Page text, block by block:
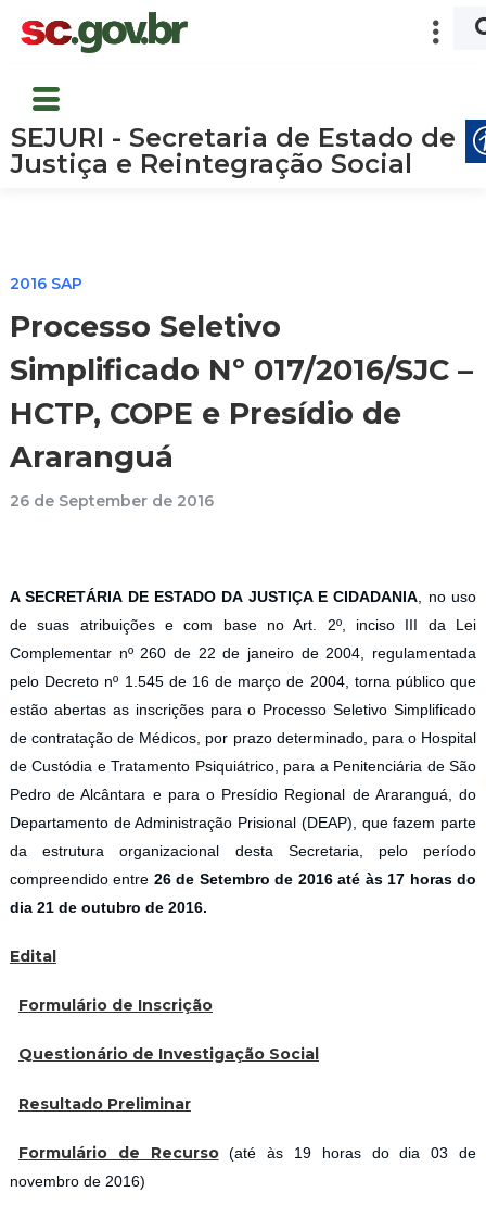
SEJURI - Secretaria de Estado de
Justiça e Reintegração Social
2016 SAP
Processo Seletivo
Simplificado Nº 017/2016/SJC –
HCTP, COPE e Presídio de
Araranguá
26 de September de 2016
A SECRETÁRIA DE ESTADO DA JUSTIÇA E CIDADANIA , no uso
de suas atribuições e com base no Art. 2º, inciso III da Lei
Complementar nº 260 de 22 de janeiro de 2004, regulamentada
pelo Decreto nº 1.545 de 16 de março de 2004, torna público que
estão abertas as inscrições para o Processo Seletivo Simplificado
de contratação de Médicos, por prazo determinado, para o Hospital
de Custódia e Tratamento Psiquiátrico, para a Penitenciária de São
Pedro de Alcântara e para o Presídio Regional de Araranguá, do
Departamento de Administração Prisional (DEAP), que fazem parte
da estrutura organizacional desta Secretaria, pelo período
compreendido entre 26 de Setembro de 2016 até às 17 horas do
dia 21 de outubro de 2016.
Edital
Formulário de Inscrição
Questionário de Investigação Social
Resultado Preliminar
Formulário de Recurso(até às 19 horas do dia 03 de
novembro de 2016)